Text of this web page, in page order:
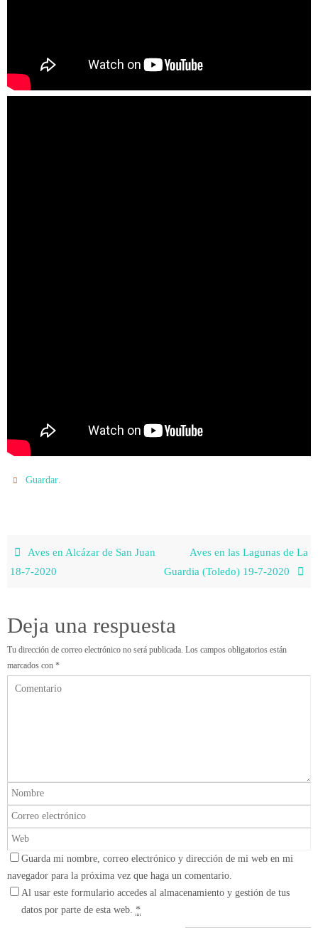
Guardar.
Aves en Alcázar de San Juan
18-7-2020
Aves en las Lagunas de La
Guardia (Toledo) 19-7-2020
Deja una respuesta
Tu dirección de correo electrónico no será publicada. Los campos obligatorios están
marcados con *
Guarda mi nombre, correo electrónico y dirección de mi web en mi
navegador para la próxima vez que haga un comentario.
Al usar este formulario accedes al almacenamiento y gestión de tus
datos por parte de esta web. *